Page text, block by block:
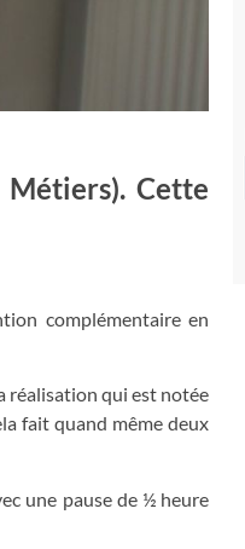
Métiers). Cette
complémentaire en
réalisation qui est notée
fait quand même deux
une pause de ½ heure